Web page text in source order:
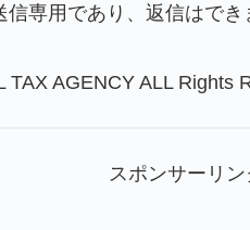
専用であり、返信はでき
TAX AGENCY ALL Rights
スポンサーリン